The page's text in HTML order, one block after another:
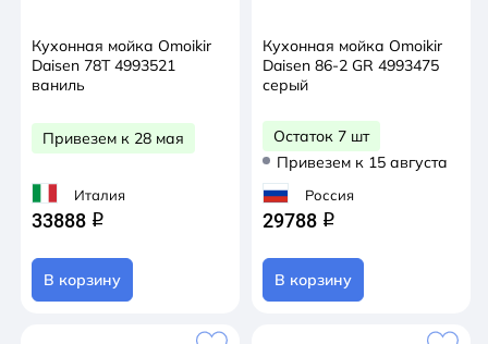
Кухонная мойка Omoikir
Daisen 78T 4993521
ваниль
Привезем к 28 мая
Италия
33888 q
В корзину
Кухонная мойка Omoikir
Daisen 86-2 GR 4993475
серый
Остаток 7 шт
Привезем к 15 августа
Россия
29788 q
В корзину